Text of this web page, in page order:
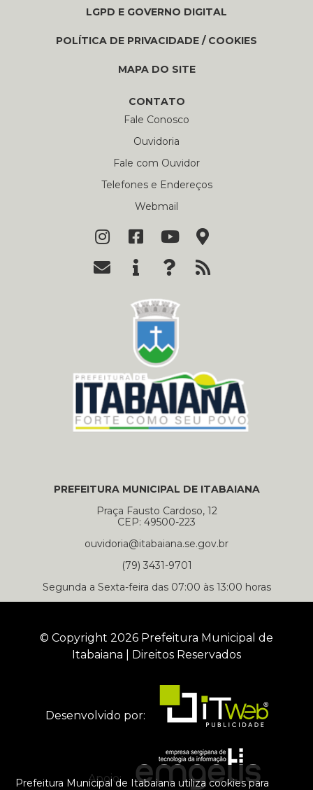
Prefeitura Municipal de Itabaiana utiliza cookies para
LGPD E GOVERNO DIGITAL
POLÍTICA DE PRIVACIDADE / COOKIES
MAPA DO SITE
CONTATO
Fale Conosco
Ouvidoria
Fale com Ouvidor
Telefones e Endereços
Webmail
PREFEITURA MUNICIPAL DE ITABAIANA
Praça Fausto Cardoso, 12
CEP: 49500-223
ouvidoria@itabaiana.se.gov.br
(79) 3431-9701
Segunda a Sexta-feira das 07:00 às 13:00 horas
© Copyright 2026 Prefeitura Municipal de
Itabaiana | Direitos Reservados
Desenvolvido por:
Apoio: